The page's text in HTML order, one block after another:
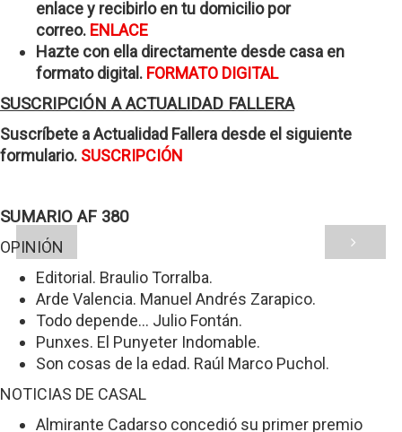
enlace y recibirlo en tu domicilio por
correo. ENLACE
Hazte con ella directamente desde casa en
formato digital. FORMATO DIGITAL
SUSCRIPCIÓN A ACTUALIDAD FALLERA
Suscríbete a Actualidad Fallera desde el siguiente
formulario. SUSCRIPCIÓN
SUMARIO AF 380
OPINIÓN
Editorial. Braulio Torralba.
Arde Valencia. Manuel Andrés Zarapico.
Todo depende... Julio Fontán.
Punxes. El Punyeter Indomable.
Son cosas de la edad. Raúl Marco Puchol.
NOTICIAS DE CASAL
Almirante Cadarso concedió su primer premio